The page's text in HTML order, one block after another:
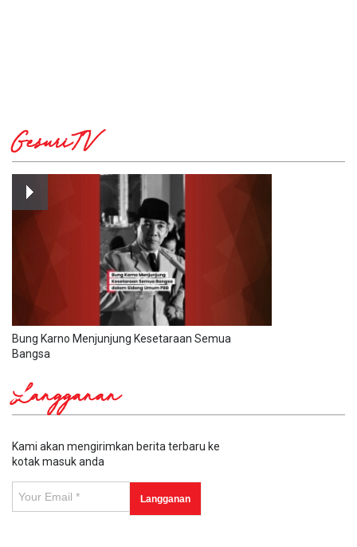
GesuriTV
Bung Karno Menjunjung Kesetaraan Semua
Bangsa
Langganan
Kami akan mengirimkan berita terbaru ke
kotak masuk anda